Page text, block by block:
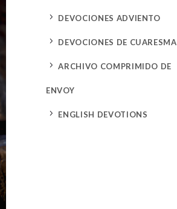
5 DEVOCIONES ADVIENTO
5 DEVOCIONES DE CUARESMA
5 ARCHIVO COMPRIMIDO DE
ENVOY
5 ENGLISH DEVOTIONS